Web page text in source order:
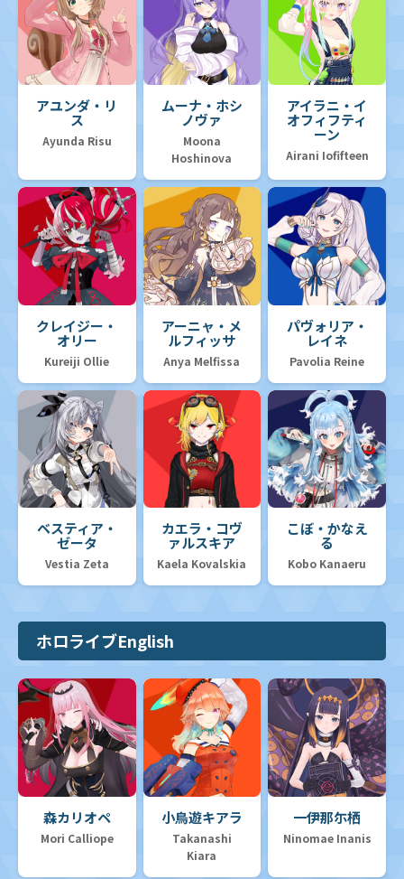
アユンダ・リ
ス
Ayunda Risu
ムーナ・ホシ
ノヴァ
Moona
Hoshinova
アイラニ・イ
オフィフティ
ーン
Airani Iofifteen
クレイジー・
オリー
Kureiji Ollie
アーニャ・メ
ルフィッサ
Anya Melfissa
パヴォリア・
レイネ
Pavolia Reine
ベスティア・
ゼータ
Vestia Zeta
カエラ・コヴ
ァルスキア
Kaela Kovalskia
こぼ・かなえ
る
Kobo Kanaeru
ホロライブEnglish
森カリオペ
Mori Calliope
小鳥遊キアラ
Takanashi
Kiara
一伊那尓栖
Ninomae Inanis